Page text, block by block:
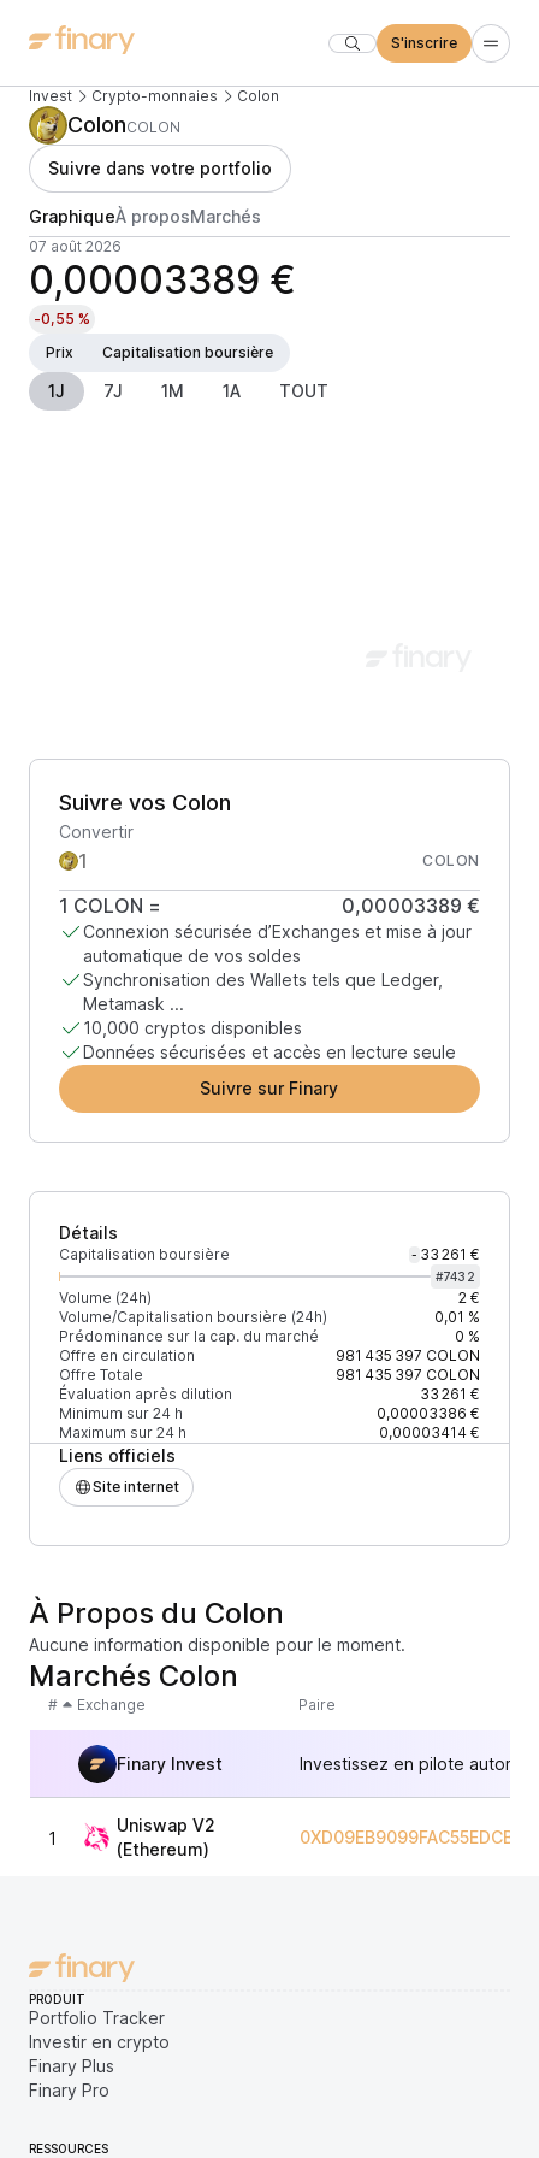
S'inscrire
Invest Crypto-monnaies Colon
ColonCOLON
Suivre dans votre portfolio
GraphiqueÀ proposMarchés
07 août 2026
0,00003389 €
-0,55 %
Prix
Capitalisation boursière
1J 7J 1M 1A TOUT
Suivre vos Colon
Convertir
COLON
1 COLON = 0,00003389 €
Connexion sécurisée d’Exchanges et mise à jour
automatique de vos soldes
Synchronisation des Wallets tels que Ledger,
Metamask ...
10,000 cryptos disponibles
Données sécurisées et accès en lecture seule
Suivre sur Finary
Détails
Capitalisation boursière - 33 261 €
#7432
Volume (24h)
2 €
Volume/Capitalisation boursière (24h)
0,01 %
Prédominance sur la cap. du marché
0 %
Offre en circulation
981 435 397 COLON
Offre Totale
981 435 397 COLON
Évaluation après dilution
33 261 €
Minimum sur 24 h
0,00003386 €
Maximum sur 24 h
0,00003414 €
Liens officiels
Site internet
À Propos du Colon
Aucune information disponible pour le moment.
Marchés Colon
# Exchange Paire
Finary Invest Investissez en pilote
1
Uniswap V2
(Ethereum)
PRODUIT
Portfolio Tracker
Investir en crypto
Finary Plus
Finary Pro
RESSOURCES